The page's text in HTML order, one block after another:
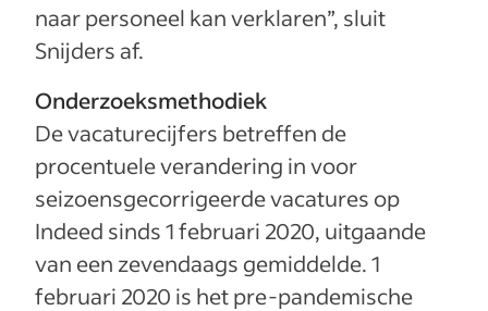
naar personeel kan verklaren”, sluit
Snijders af.
Onderzoeksmethodiek
De vacaturecijfers betreffen de
procentuele verandering in voor
seizoensgecorrigeerde vacatures op
Indeed sinds 1 februari 2020, uitgaande
van een zevendaags gemiddelde. 1
februari 2020 is het pre-pandemische